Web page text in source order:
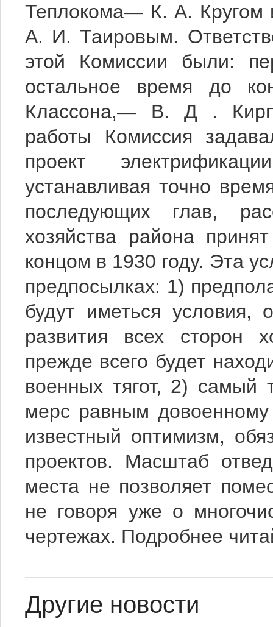
Теплокома— К. А.
А. И. Таировым.
этой Комиссии были:
остальное время до
Классона,— В. Д .
работы Комиссия
проект
устанавливая точно
последующих глав,
хозяйства района
концом в 1930 году. Эта
предпосылках: 1)
будут иметься условия,
развития всех сторон
прежде всего будет
военных тягот, 2) самый
мерс равным
известный оптимизм,
проектов. Масштаб
места не позволяет
не говоря уже о
чертежах. Подробнее
Другие новости